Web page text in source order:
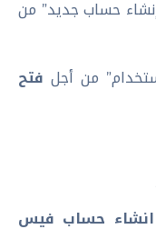
حساب جديد” من
من أجل فتح
انشاء حساب فيس